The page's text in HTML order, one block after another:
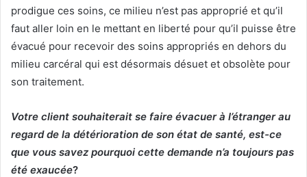
prodigue ces soins, ce milieu n’est pas approprié et qu’il
faut aller loin en le mettant en liberté pour qu’il puisse être
évacué pour recevoir des soins appropriés en dehors du
milieu carcéral qui est désormais désuet et obsolète pour
son traitement.
Votre client souhaiterait se faire évacuer à l’étranger au
regard de la détérioration de son état de santé, est-ce
que vous savez pourquoi cette demande n’a toujours pas
été exaucée?